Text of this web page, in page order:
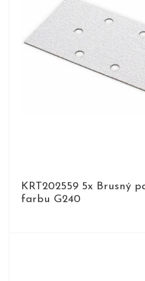
KRT202559 5x Brusný
farbu G240